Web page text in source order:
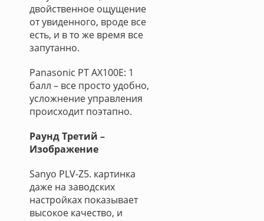
двойственное ощущение
от увиденного, вроде все
есть, и в то же время все
запутанно.
Panasonic PT AX100E: 1
балл – все просто удобно,
усложнение управления
происходит поэтапно.
Раунд Третий –
Изображение
Sanyo PLV-Z5. картинка
даже на заводских
настройках показывает
высокое качество, и